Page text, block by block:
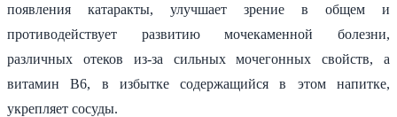
появления катаракты, улучшает зрение в общем и
противодействует развитию мочекаменной болезни,
различных отеков из-за сильных мочегонных свойств, а
витамин В6, в избытке содержащийся в этом напитке,
укрепляет сосуды.